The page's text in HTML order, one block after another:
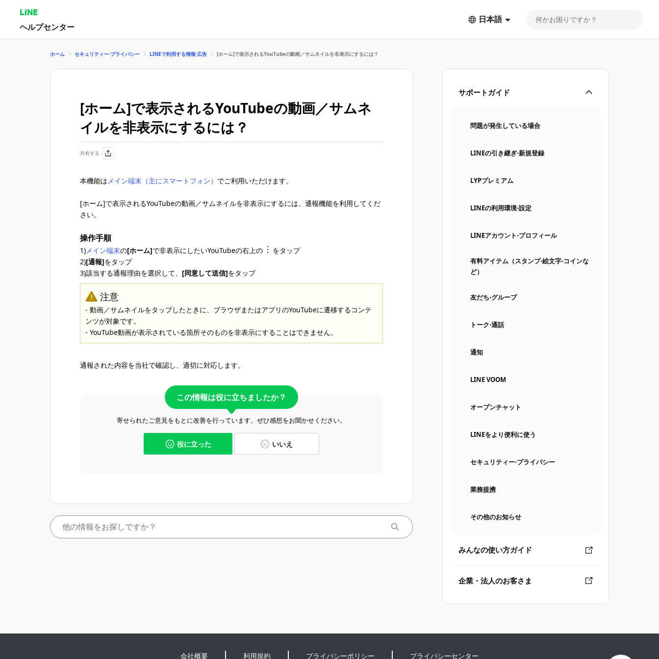
LINE
ヘルプセンター
日本語
サポートガイド
問題が発生している場合
LINEの引き継ぎ⋅新規登録
LYPプレミアム
LINEの利用環境⋅設定
LINEアカウント⋅プロフィール
有料アイテム（スタンプ⋅絵文字⋅コインな
ど）
友だち⋅グループ
トーク⋅通話
通知
LINE VOOM
オープンチャット
LINEをより便利に使う
セキュリティー⋅プライバシー
業務提携
その他のお知らせ
みんなの使い方ガイド
企業・法人のお客さま
ホーム セキュリティー⋅プライバシー LINEで利用する情報⋅広告 [ホーム]で表示されるYouTubeの動画／サムネイルを非表示にするには？
[ホーム]で表示されるYouTubeの動画／サムネ
イルを非表示にするには？
共有する
本機能はメイン端末（主にスマートフォン） でご利用いただけます。
[ホーム]で表示されるYouTubeの動画／サムネイルを非表示にするには、通報機能を利用してくだ
さい。
操作手順
1)メイン端末の[ホーム]で非表示にしたいYouTubeの右上の
をタップ
2)[通報]をタップ
3)該当する通報理由を選択して、 [同意して送信]をタップ
注意
- 動画／サムネイルをタップしたときに、ブラウザまたはアプリのYouTubeに遷移するコンテ
ンツが対象です。
- YouTube動画が表示されている箇所そのものを非表示にすることはできません。
通報された内容を当社で確認し、適切に対応します。
この情報は役に立ちましたか？
寄せられたご意見をもとに改善を行っています。ぜひ感想をお聞かせください。
役に立った いいえ
会社概要 利用規約 プライバシーポリシー プライバシーセンター